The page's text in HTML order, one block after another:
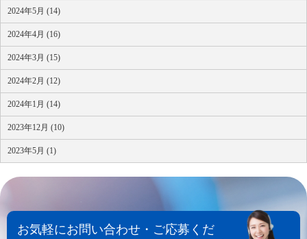
2024年5月 (14)
2024年4月 (16)
2024年3月 (15)
2024年2月 (12)
2024年1月 (14)
2023年12月 (10)
2023年5月 (1)
お気軽にお問い合わせ・ご応募くだ